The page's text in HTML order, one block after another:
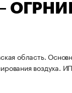
область.
воздуха.